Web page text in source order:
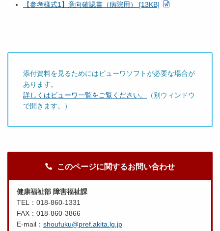
【参考様式1】意向確認書（病院用） [13KB]
添付資料を見るためにはビューワソフトが必要な場合が
あります。
詳しくはビューワ一覧をご覧ください。
（別ウィンドウ
で開きます。）
このページに関するお問い合わせ
健康福祉部 障害福祉課
TEL：018-860-1331
FAX：018-860-3866
E-mail： shoufuku@pref.akita.lg.jp